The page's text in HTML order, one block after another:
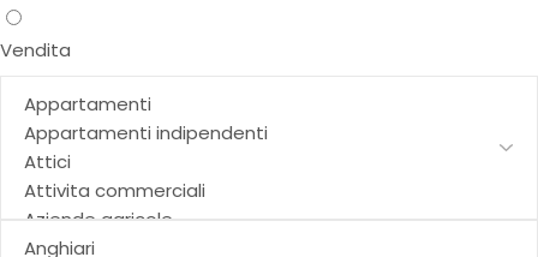
Vendita